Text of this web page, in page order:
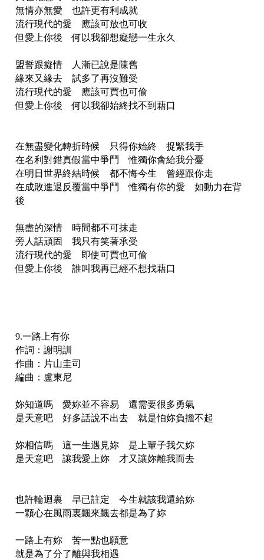
無情亦無愛 也許更有利成就
流行現代的愛 應該可放也可收
但愛上你後 何以我卻想癡戀一生永久
盟誓跟癡情 人漸已說是陳舊
緣來又緣去 試多了再沒難受
流行現代的愛 應該可買也可偷
但愛上你後 何以我卻始終找不到藉口
在無盡變化轉折時候 只得你始終 捉緊我手
在名利對錯真假當中爭鬥 惟獨你會給我分憂
在明日世界終結時候 都不悔今生 曾經跟你走
在成敗進退反覆當中爭鬥 惟獨有你的愛 如動力在背
後
無盡的深情 時間都不可抹走
旁人話頑固 我只有笑著承受
流行現代的愛 即使可買也可偷
但愛上你後 誰叫我再已經不想找藉口
9.一路上有你
作詞：謝明訓
作曲：片山圭司
編曲：盧東尼
妳知道嗎 愛妳並不容易 還需要很多勇氣
是天意吧 好多話說不出去 就是怕妳負擔不起
妳相信嗎 這一生遇見妳 是上輩子我欠妳
是天意吧 讓我愛上妳 才又讓妳離我而去
也許輪迴裏 早已註定 今生就該我還給妳
一顆心在風雨裏飄來飄去都是為了妳
一路上有妳 苦一點也願意
就是為了分了離與我相遇